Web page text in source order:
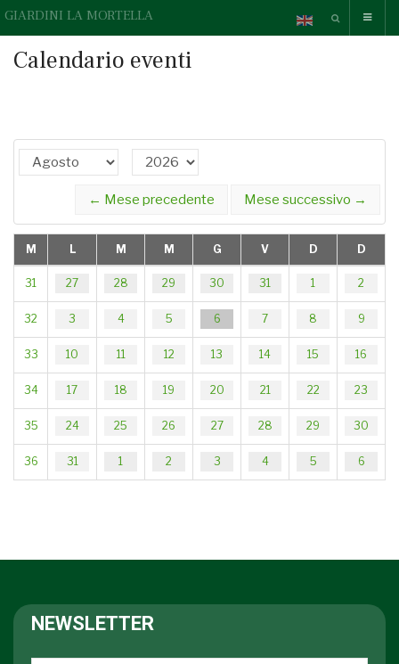
GIARDINI LA MORTELLA
Calendario eventi
← Mese precedente Mese successivo →
M L M M G V D D
31 27 28 29 30 31 1 2
32 3 4 5 6 7 8 9
33 10 11 12 13 14 15 16
34 17 18 19 20 21 22 23
35 24 25 26 27 28 29 30
36 31 1 2 3 4 5 6
NEWSLETTER